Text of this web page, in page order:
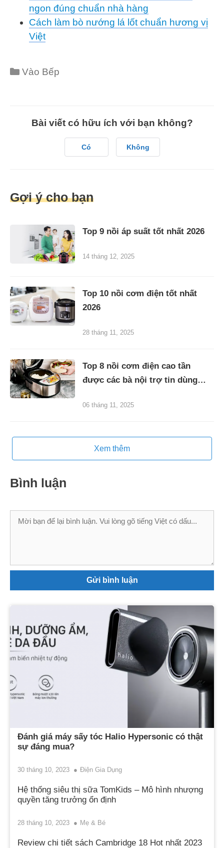
ngon đúng chuẩn nhà hàng
Cách làm bò nướng lá lốt chuẩn hương vị
Việt
Categories
Vào Bếp
Bài viết có hữu ích với bạn không?
Có Không
Gợi ý cho bạn
Top 9 nồi áp suất tốt nhất 2026
14 tháng 12, 2025
Top 10 nồi cơm điện tốt nhất
2026
28 tháng 11, 2025
Top 8 nồi cơm điện cao tần
được các bà nội trợ tin dùng
06 tháng 11, 2025
Xem thêm
Bình luận
Bình
Đánh giá máy sấy tóc Halio Hypersonic có thật
sự đáng mua?
30 tháng 10, 2023 Điện Gia Dụng
Hệ thống siêu thị sữa TomKids – Mô hình nhượng
quyền tăng trưởng ổn định
28 tháng 10, 2023 Mẹ & Bé
Review chi tiết sách Cambridge 18 Hot nhất 2023